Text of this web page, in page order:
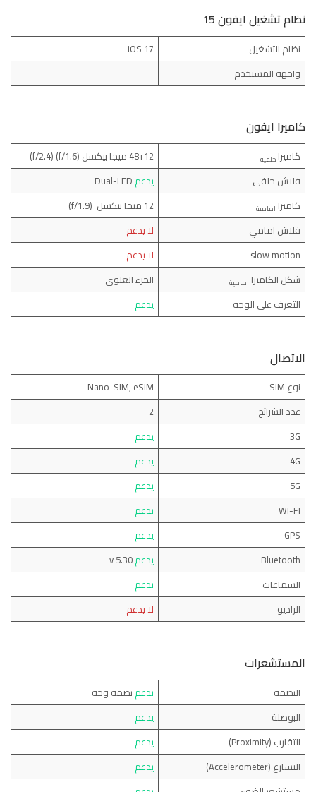
نظام تشغيل ايفون 15
نظام التشغيل
iOS 17
واجهة المستخدم
كاميرا ايفون
كاميراخلفية
48+12 ميجا بيكسل (f/1.6) (f/2.4)
فلاش خلفي
يدعم
كاميرا امامية
12 ميجا بيكسل (f/1.9)
فلاش امامي
لا يدعم
slow motion
لا يدعم
شكل الكاميرا امامية
الجزء العلوي
التعرف على الوجه
يدعم
الاتصال
نوع SIM
Nano-SIM, eSIM
عدد الشرائح
2
3G
يدعم
4G
يدعم
5G
يدعم
WI-FI
يدعم
GPS
يدعم
Bluetooth
يدعمv 5.30
السماعات
يدعم
الراديو
لا يدعم
المستشعرات
البصمة يدعم بصمة وجه
البوصلة
يدعم
التقارب (Proximity)
يدعم
التسارع (Accelerometer)
يدعم